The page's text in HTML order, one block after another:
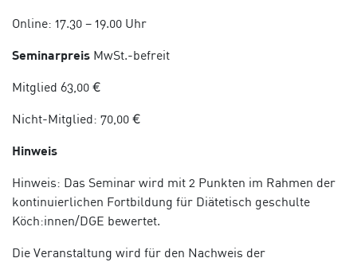
Online: 17.30 – 19.00 Uhr
Seminarpreis MwSt.-befreit
Mitglied 63,00 €
Nicht-Mitglied: 70,00 €
Hinweis
Hinweis: Das Seminar wird mit 2 Punkten im Rahmen der
kontinuierlichen Fortbildung für Diätetisch geschulte
Köch:innen/DGE bewertet.
Die Veranstaltung wird für den Nachweis der